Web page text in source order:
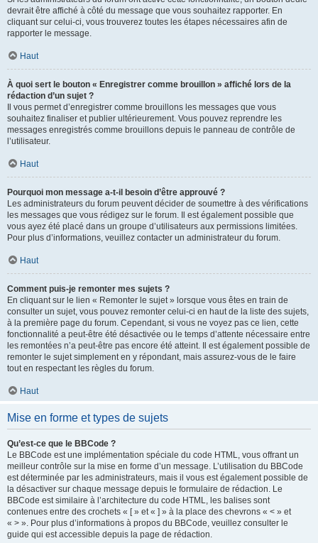
devrait être affiché à côté du message que vous souhaitez rapporter. En
cliquant sur celui-ci, vous trouverez toutes les étapes nécessaires afin de
rapporter le message.
Haut
À quoi sert le bouton « Enregistrer comme brouillon » affiché lors de la
rédaction d’un sujet ?
Il vous permet d’enregistrer comme brouillons les messages que vous
souhaitez finaliser et publier ultérieurement. Vous pouvez reprendre les
messages enregistrés comme brouillons depuis le panneau de contrôle de
l’utilisateur.
Haut
Pourquoi mon message a-t-il besoin d’être approuvé ?
Les administrateurs du forum peuvent décider de soumettre à des vérifications
les messages que vous rédigez sur le forum. Il est également possible que
vous ayez été placé dans un groupe d’utilisateurs aux permissions limitées.
Pour plus d’informations, veuillez contacter un administrateur du forum.
Haut
Comment puis-je remonter mes sujets ?
En cliquant sur le lien « Remonter le sujet » lorsque vous êtes en train de
consulter un sujet, vous pouvez remonter celui-ci en haut de la liste des sujets,
à la première page du forum. Cependant, si vous ne voyez pas ce lien, cette
fonctionnalité a peut-être été désactivée ou le temps d’attente nécessaire entre
les remontées n’a peut-être pas encore été atteint. Il est également possible de
remonter le sujet simplement en y répondant, mais assurez-vous de le faire
tout en respectant les règles du forum.
Haut
Mise en forme et types de sujets
Qu’est-ce que le BBCode ?
Le BBCode est une implémentation spéciale du code HTML, vous offrant un
meilleur contrôle sur la mise en forme d’un message. L’utilisation du BBCode
est déterminée par les administrateurs, mais il vous est également possible de
la désactiver sur chaque message depuis le formulaire de rédaction. Le
BBCode est similaire à l’architecture du code HTML, les balises sont
contenues entre des crochets « [ » et « ] » à la place des chevrons « < » et
« > ». Pour plus d’informations à propos du BBCode, veuillez consulter le
guide qui est accessible depuis la page de rédaction.